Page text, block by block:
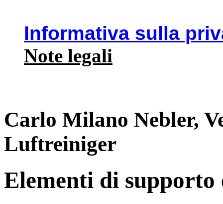
Informativa sulla
Note legali
Carlo Milano Nebler,
Luftreiniger
Elementi di supporto